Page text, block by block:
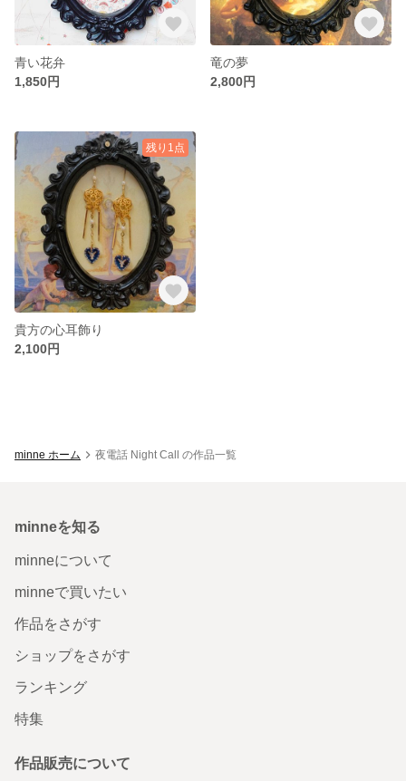
青い花弁
1,850円
竜の夢
2,800円
残り1点
貴方の心耳飾り
2,100円
minne ホーム 夜電話 Night Call の作品一覧
minneを知る
minneについて
minneで買いたい
作品をさがす
ショップをさがす
ランキング
特集
作品販売について